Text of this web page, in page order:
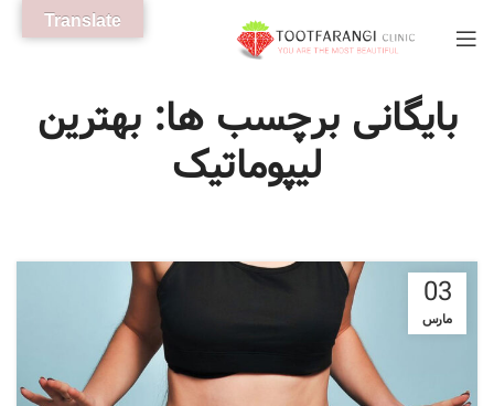
بایگانی برچسب ها: بهترین
لیپوماتیک
03
مارس
Translate